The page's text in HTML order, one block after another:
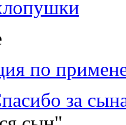
по
за